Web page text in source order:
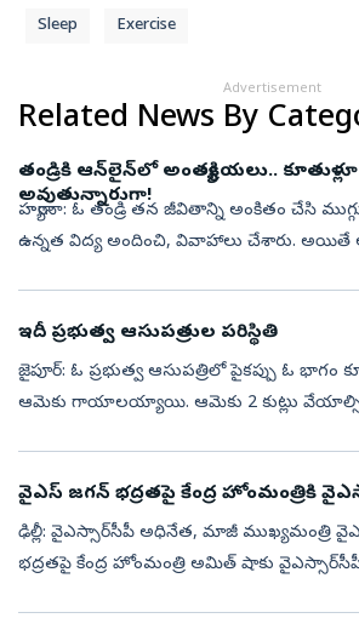
Sleep Exercise
Advertisement
Related News By
తండ్రికి ఆన్‌లైన్‌లో అంత్యక్రియలు..
అవుతున్నారుగా!
హర్యానా: ఓ తండ్రి తన జీవితాన్ని అంకితం చేసి
ఉన్నత విద్య అందించి, వివాహాలు చేశారు.
ఇదీ ప్రభుత్వ ఆసుపత్రుల పరిస్థితి
జైపూర్‌: ఓ ప్రభుత్వ ఆసుపత్రిలో పైకప్పు ఓ
ఆమెకు గాయాలయ్యాయి. ఆమెకు 2 కుట్లు
వైఎస్‌ జగన్‌ భద్రతపై కేంద్ర హోంమంత్రికి
ఢిల్లీ: వైఎస్సార్‌సీపీ అధినేత, మాజీ ముఖ్యమంత్రి
భద్రతపై కేంద్ర హోంమంత్రి అమిత్‌ షాకు వైఎస్సార్‌సీపీ